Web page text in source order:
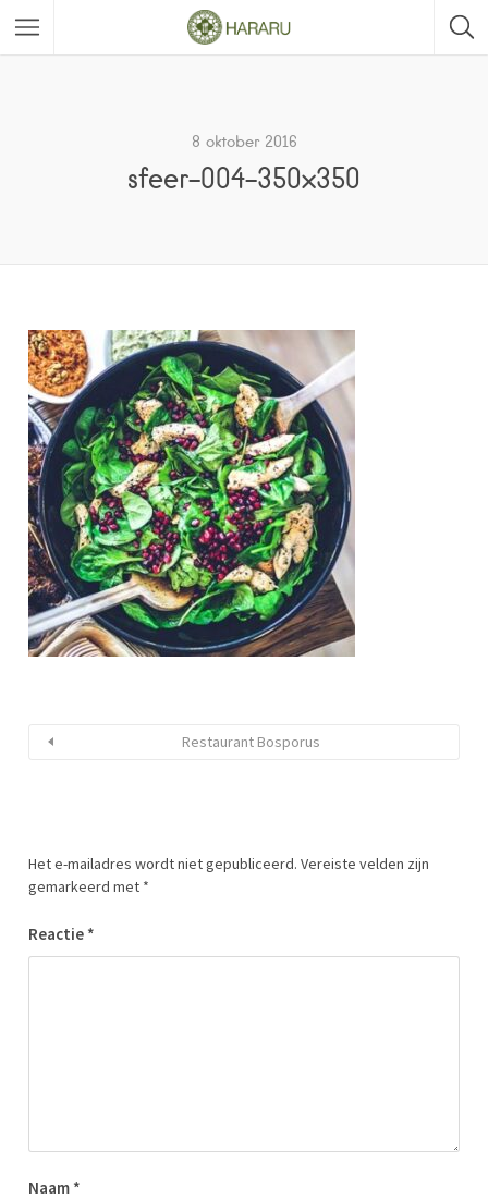
8 oktober 2016
sfeer-004-350×350
Restaurant Bosporus
Het e-mailadres wordt niet gepubliceerd. Vereiste velden zijn
gemarkeerd met *
Reactie *
Naam *